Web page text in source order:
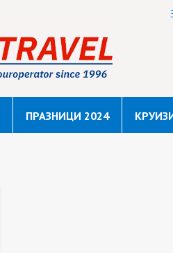
ПРАЗНИЦИ 2024